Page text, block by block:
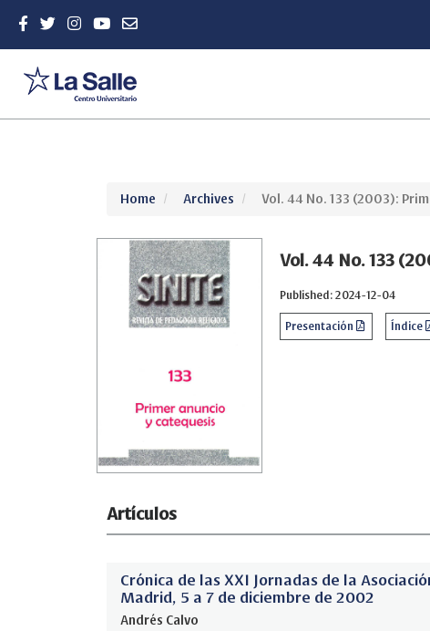
Home Archives Vol. 44 No. 133 (2003):
Vol. 44 No. 133
Published: 2024-12-04
Presentación Índice
Artículos
Crónica de las XXI Jornadas de la
Madrid, 5 a 7 de diciembre de 2002
Andrés Calvo